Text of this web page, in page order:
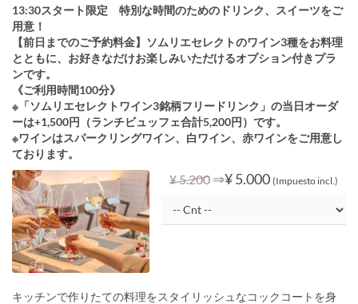
13:30スタート限定 特別な時間のためのドリンク、スイーツをご
用意！
【前日までのご予約料金】ソムリエセレクトのワイン3種をお料理
とともに、お好きなだけお楽しみいただけるオプション付きプラ
ンです。
《ご利用時間100分》
※「ソムリエセレクトワイン3銘柄フリードリンク」の当日オーダ
ーは+1,500円（ランチビュッフェ合計5,200円）です。
※ワインはスパークリングワイン、白ワイン、赤ワインをご用意し
ております。
¥ 5.200 ⇒¥ 5.000 (Impuesto incl.)
キッチンで作りたての料理をスタイリッシュなコックコートを身